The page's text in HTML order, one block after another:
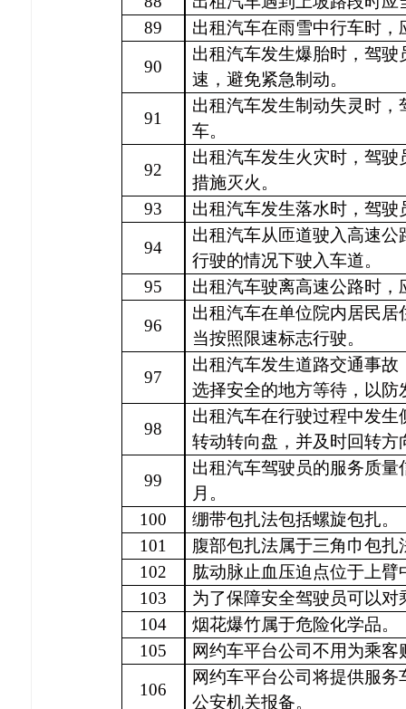
89
出租汽车在雨雪中行车时
90
出租汽车发生爆胎时，驾
速，避免紧急制动。
91
出租汽车发生制动失灵时
车。
92
出租汽车发生火灾时，驾
措施灭火。
93
出租汽车发生落水时，驾
94
出租汽车从匝道驶入高速
行驶的情况下驶入车道。
95
出租汽车驶离高速公路时
96
出租汽车在单位院内居民
当按照限速标志行驶。
97
出租汽车发生道路交通事
选择安全的地方等待，以防
98
出租汽车在行驶过程中发
转动转向盘，并及时回转
99
出租汽车驾驶员的服务质
月。
100
绷带包扎法包括螺旋包扎。
101
腹部包扎法属于三角巾包扎
102
肱动脉止血压迫点位于上臂
103
为了保障安全驾驶员可以
104
烟花爆竹属于危险化学品。
105
网约车平台公司不用为乘
106
网约车平台公司将提供服
公安机关报备。